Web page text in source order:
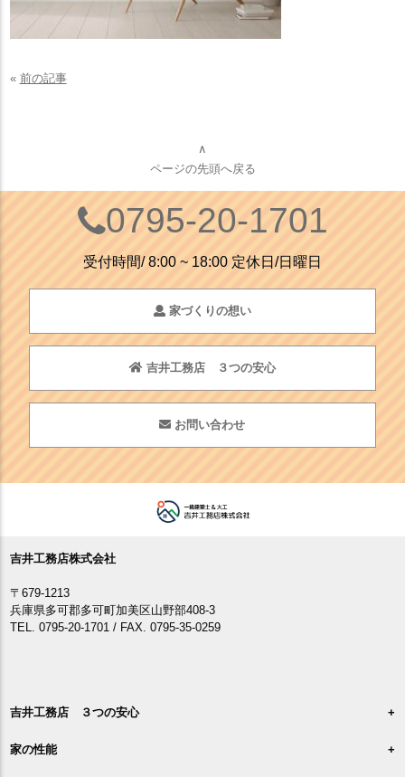
« 前の記事
∧
ページの先頭へ戻る
0795-20-1701
受付時間/ 8:00 ~ 18:00 定休日/日曜日
家づくりの想い
吉井工務店 ３つの安心
お問い合わせ
吉井工務店株式会社
〒679-1213
兵庫県多可郡多可町加美区山野部408-3
TEL. 0795-20-1701 / FAX. 0795-35-0259
吉井工務店 ３つの安心
家の性能